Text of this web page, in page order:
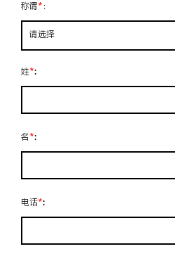
称谓* ：
请选择
姓*:
名 *:
电话*: